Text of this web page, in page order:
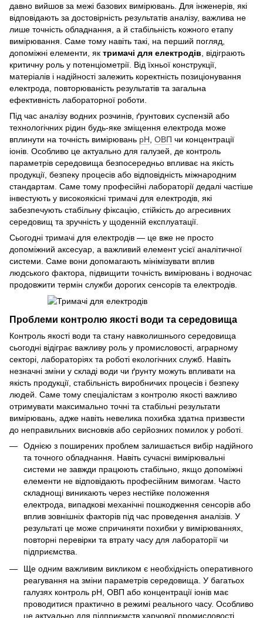
давно вийшов за межі базових вимірювань. Для інженерів, які
відповідають за достовірність результатів аналізу, важлива не
лише точність обладнання, а й стабільність кожного етапу
вимірювання. Саме тому навіть такі, на перший погляд,
допоміжні елементи, як тримачі для електродів , відіграють
критичну роль у потенціометрії. Від їхньої конструкції,
матеріалів і надійності залежить коректність позиціонування
електрода, повторюваність результатів та загальна
ефективність лабораторної роботи.
Під час аналізу водних розчинів, ґрунтових суспензій або
технологічних рідин будь-яке зміщення електрода може
вплинути на точність вимірювань pH ОВП чи концентрації
іонів. Особливо це актуально для галузей, де контроль
параметрів середовища безпосередньо впливає на якість
продукції, безпеку процесів або відповідність міжнародним
стандартам. Саме тому професійні лабораторії дедалі частіше
інвестують у високоякісні тримачі для електродів, які
забезпечують стабільну фіксацію, стійкість до агресивних
середовищ та зручність у щоденній експлуатації.
Сьогодні тримачі для електродів — це вже не просто
допоміжний аксесуар, а важливий елемент усієї аналітичної
системи. Саме вони допомагають мінімізувати вплив
людського фактора, підвищити точність вимірювань і водночас
продовжити термін служби дорогих сенсорів та електродів.
Проблеми контролю якості води та середовища
Контроль якості води та стану навколишнього середовища
сьогодні відіграє важливу роль у промисловості, аграрному
секторі, лабораторіях та роботі екологічних служб. Навіть
незначні зміни у складі води чи ґрунту можуть впливати на
якість продукції, стабільність виробничих процесів і безпеку
людей. Саме тому спеціалістам з контролю якості важливо
отримувати максимально точні та стабільні результати
вимірювань, адже навіть невелика похибка здатна призвести
до неправильних висновків або серйозних помилок у роботі.
Однією з поширених проблем залишається вибір надійного
та точного обладнання. Навіть сучасні вимірювальні
системи не завжди працюють стабільно, якщо допоміжні
елементи не відповідають професійним вимогам. Часто
складнощі виникають через нестійке положення
електрода, випадкові механічні пошкодження сенсорів або
вплив зовнішніх факторів під час проведення аналізів. У
результаті це може спричиняти похибки у вимірюваннях,
повторні перевірки та втрату часу для лабораторії чи
підприємства.
Ще одним важливим викликом є необхідність оперативного
реагування на зміни параметрів середовища. У багатьох
галузях контроль pH, ОВП або концентрації іонів має
проводитися практично в режимі реального часу. Особливо
це актуально для підприємств харчової промисловості,